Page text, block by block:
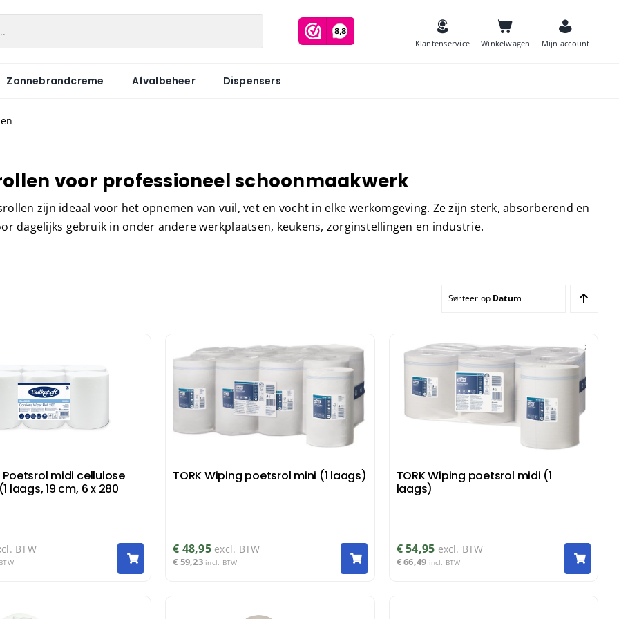
Klantenservice Winkelwagen Mijn account
Centerfeed
Tampons
Luchtverfrissers
Handendrogers
Handgrepen
Keukenrol
Zonnebrandcreme Afvalbeheer Dispensers
voor professioneel schoonmaakwerk
zijn ideaal voor het opnemen van vuil, vet en vocht in elke werkomgeving. Ze zijn sterk, absorberend en
dagelijks gebruik in onder andere werkplaatsen, keukens, zorginstellingen en industrie.
Sorteer op Datum
Poetsrol midi cellulose
laags, 19 cm, 6 x 280
BTW
TORK Wiping poetsrol mini (1 laags)
€ 48,95 excl. BTW
€ 59,23 incl. BTW
TORK Wiping poetsrol midi (1
laags)
€54,95 excl. BTW
€66,49 incl. BTW